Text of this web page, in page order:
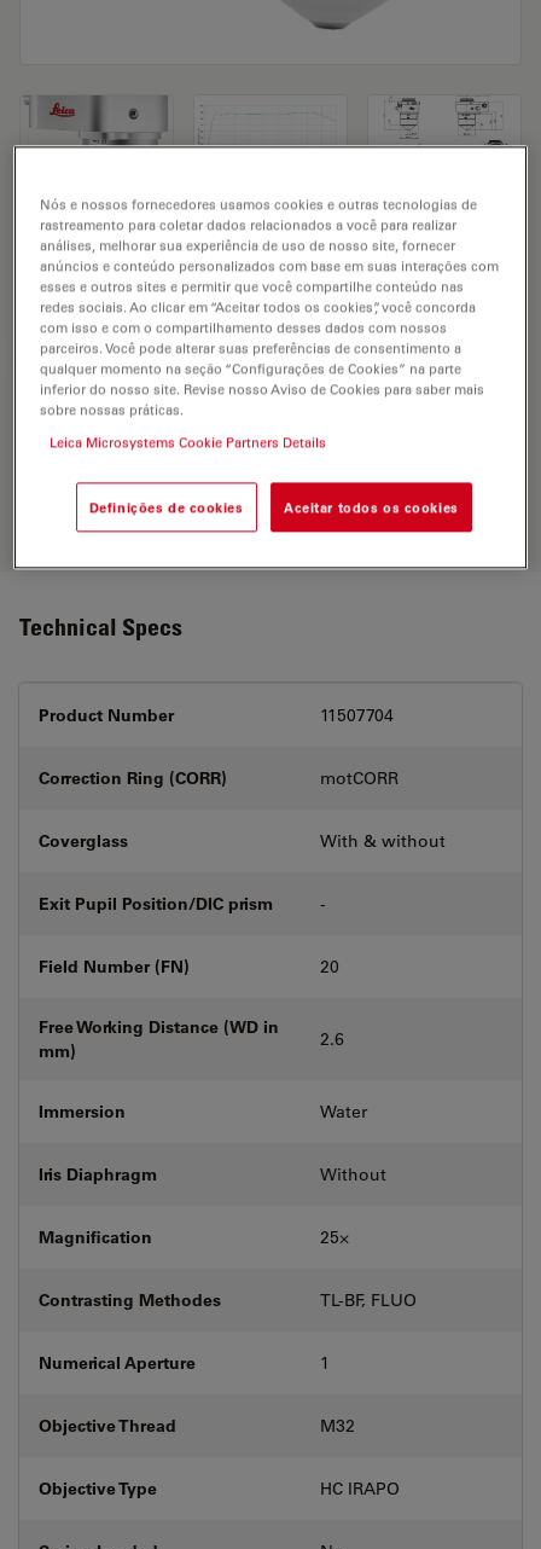
Microscope Objective HC IRAPO L
25x/1,00 W motCORR
SOLICITAÇÃO DE ORÇAMENTO
Discover the perfect solution. Explore
your needs.
Technical Specs
Product Number 11507704
Correction Ring (CORR) motCORR
Coverglass With & without
Exit Pupil Position/DIC prism -
Field Number (FN) 20
Free Working Distance (WD in
mm)
2.6
Immersion Water
Iris Diaphragm Without
Magnification 25⨉
Contrasting Methodes TL-BF, FLUO
Numerical Aperture 1
Objective Thread M32
Objective Type HC IRAPO
Nós e nossos fornecedores usamos cookies e outras tecnologias de
rastreamento para coletar dados relacionados a você para realizar
análises, melhorar sua experiência de uso de nosso site, fornecer
anúncios e conteúdo personalizados com base em suas interações com
esses e outros sites e permitir que você compartilhe conteúdo nas
redes sociais. Ao clicar em “Aceitar todos os cookies”, você concorda
com isso e com o compartilhamento desses dados com nossos
parceiros. Você pode alterar suas preferências de consentimento a
qualquer momento na seção “Configurações de Cookies” na parte
inferior do nosso site. Revise nosso Aviso de Cookies para saber mais
sobre nossas práticas.
Leica Microsystems Cookie Partners Details
Definições de cookies Aceitar todos os cookies